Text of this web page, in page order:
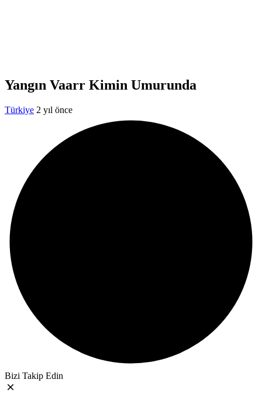
Yangın Vaarr Kimin Umurunda
Türkiye 2 yıl önce
Bizi Takip Edin